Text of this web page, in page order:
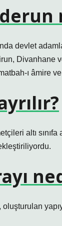
devlet
ı âmire
altı
oluşturulan